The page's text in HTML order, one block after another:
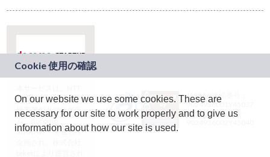
ドコモグループの新
規事業創出プログラ
ム「docomo
STARTUP」を通じて
JASRAC許諾番号：
9024936001Y45037
JASRAC許諾番号：
On our website we use some cookies. These are
necessary for our site to work properly and to give us
information about how our site is used.